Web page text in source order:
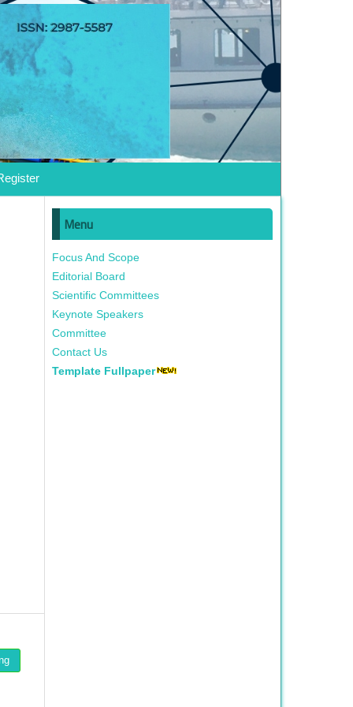
Menu
Focus And Scope
Editorial Board
Scientific Committees
Keynote Speakers
Committee
Contact Us
Template Fullpaper